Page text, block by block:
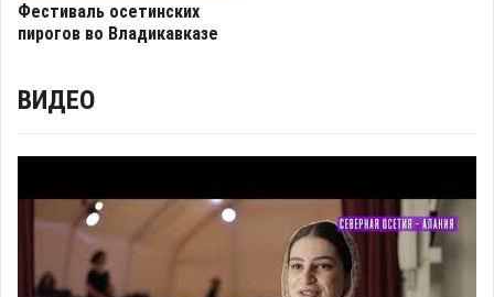
Фестиваль осетинских
пирогов во Владикавказе
ВИДЕО